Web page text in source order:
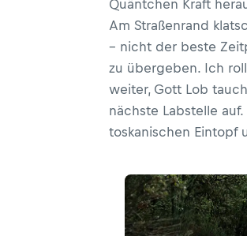
Quäntchen Kraft
Am Straßenrand
– nicht der beste
zu übergeben. Ich
weiter, Gott Lob
nächste Labstelle
toskanischen Eintopf